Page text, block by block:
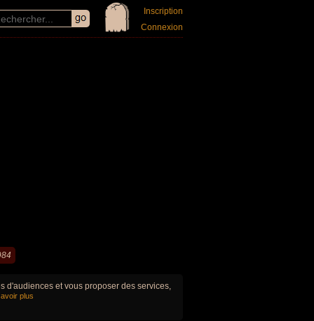
Inscription
Connexion
d'audiences et vous proposer des services,
plus